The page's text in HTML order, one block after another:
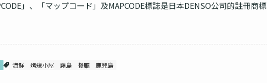
」、「マップコード」及MAPCODE標誌是日本DENSO公司的註冊商標
海鮮 烤蠔小屋 霧島 餐廳 鹿兒島